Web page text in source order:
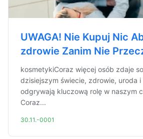
UWAGA! Nie Kupuj Nic
zdrowie Zanim Nie
kosmetykiCoraz więcej osób zdaje
dzisiejszym świecie, zdrowie, uroda
odgrywają kluczową rolę w naszym
Coraz...
30.11.-0001